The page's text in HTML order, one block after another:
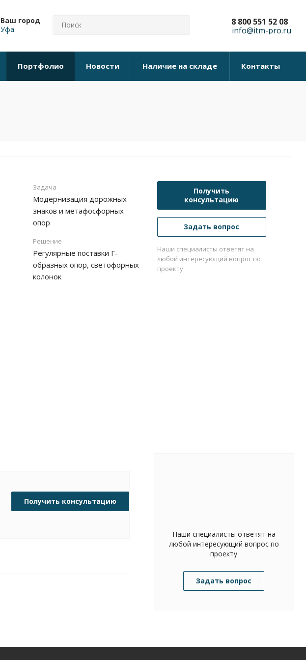
Ваш город
Уфа
8 800 551 52 08
info@itm-pro.ru
Портфолио Новости Наличие на складе Контакты
Задача
Модернизация дорожных
знаков и метафосфорных
опор
Решение
Регулярные поставки Г-
образных опор, светофорных
колонок
Получить
консультацию
Задать вопрос
Наши специалисты ответят на
любой интересующий вопрос по
проекту
Наши специалисты ответят на
любой интересующий вопрос по
проекту
Задать вопрос
Получить консультацию